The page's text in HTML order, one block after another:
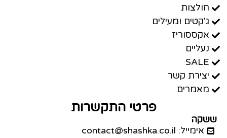
חולצות
ג'קטים ומעילים
אקססוריז
נעליים
SALE
יצירת קשר
מאמרים
פרטי התקשרות
ששקה
אימייל: contact@shashka.co.il